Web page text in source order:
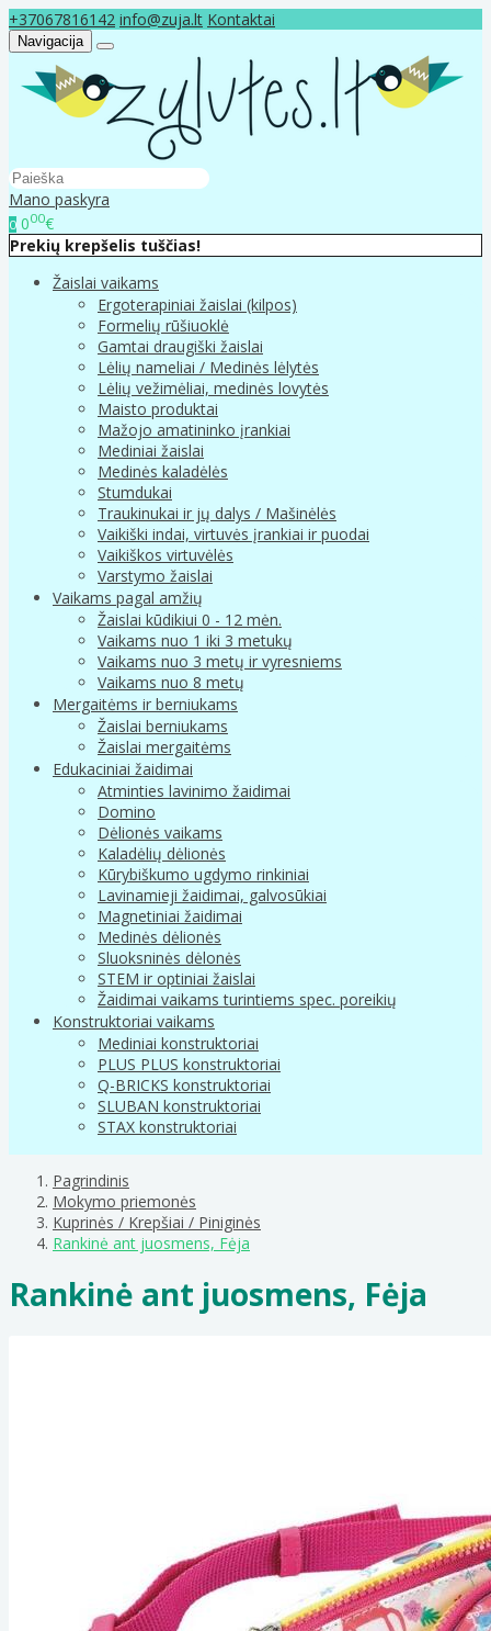
+37067816142 info@zuja.lt Kontaktai
Navigacija
Mano paskyra
0 000€
Prekių krepšelis tuščias!
Žaislai vaikams
Ergoterapiniai žaislai (kilpos)
Formelių rūšiuoklė
Gamtai draugiški žaislai
Lėlių nameliai / Medinės lėlytės
Lėlių vežimėliai, medinės lovytės
Maisto produktai
Mažojo amatininko įrankiai
Mediniai žaislai
Medinės kaladėlės
Stumdukai
Traukinukai ir jų dalys / Mašinėlės
Vaikiški indai, virtuvės įrankiai ir puodai
Vaikiškos virtuvėlės
Varstymo žaislai
Vaikams pagal amžių
Žaislai kūdikiui 0 - 12 mėn.
Vaikams nuo 1 iki 3 metukų
Vaikams nuo 3 metų ir vyresniems
Vaikams nuo 8 metų
Mergaitėms ir berniukams
Žaislai berniukams
Žaislai mergaitėms
Edukaciniai žaidimai
Atminties lavinimo žaidimai
Domino
Dėlionės vaikams
Kaladėlių dėlionės
Kūrybiškumo ugdymo rinkiniai
Lavinamieji žaidimai, galvosūkiai
Magnetiniai žaidimai
Medinės dėlionės
Sluoksninės dėlonės
STEM ir optiniai žaislai
Žaidimai vaikams turintiems spec. poreikių
Konstruktoriai vaikams
Mediniai konstruktoriai
PLUS PLUS konstruktoriai
Q-BRICKS konstruktoriai
SLUBAN konstruktoriai
STAX konstruktoriai
Pagrindinis
Mokymo priemonės
Kuprinės / Krepšiai / Piniginės
Rankinė ant juosmens, Fėja
Rankinė ant juosmens, Fėja